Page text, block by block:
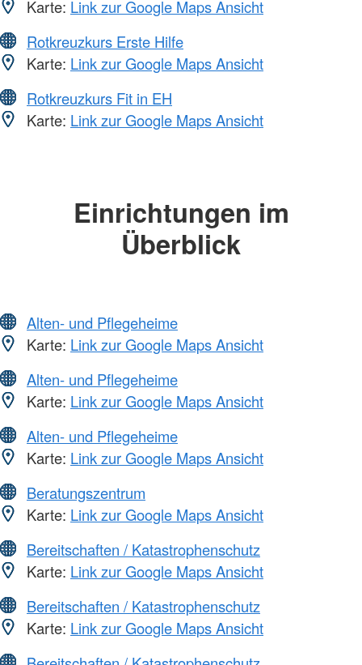
Karte: Link zur Google Maps Ansicht
Rotkreuzkurs Erste Hilfe
Karte: Link zur Google Maps Ansicht
Rotkreuzkurs Fit in EH
Karte: Link zur Google Maps Ansicht
Einrichtungen im
Überblick
Alten- und Pflegeheime
Karte: Link zur Google Maps Ansicht
Alten- und Pflegeheime
Karte: Link zur Google Maps Ansicht
Alten- und Pflegeheime
Karte: Link zur Google Maps Ansicht
Beratungszentrum
Karte: Link zur Google Maps Ansicht
Bereitschaften / Katastrophenschutz
Karte: Link zur Google Maps Ansicht
Bereitschaften / Katastrophenschutz
Karte: Link zur Google Maps Ansicht